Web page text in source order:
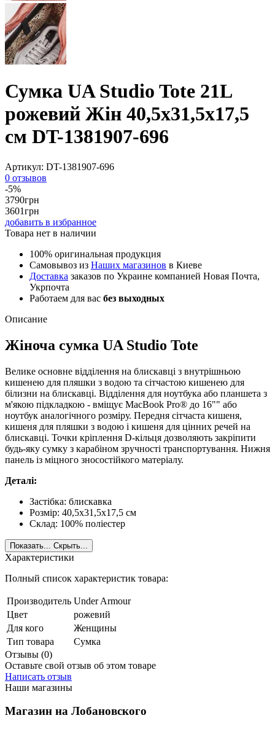
Сумка UA Studio Tote 21L
рожевий Жін 40,5x31,5x17,5
см DT-1381907-696
Артикул: DT-1381907-696
0 отзывов
-5%
3790грн
3601грн
добавить в избранное
Товара нет в наличии
100% оригинальная продукция
Самовывоз из Наших магазинов в Киеве
Доставка заказов по Украине компанией Новая Почта,
Укрпочта
Работаем для вас без выходных
Описание
Жіноча сумка UA Studio Tote
Велике основне відділення на блискавці з внутрішньою
кишенею для пляшки з водою та сітчастою кишенею для
білизни на блискавці. Відділення для ноутбука або планшета з
м'якою підкладкою - вміщує MacBook Pro® до 16"" або
ноутбук аналогічного розміру. Передня сітчаста кишеня,
кишеня для пляшки з водою і кишеня для цінних речей на
блискавці. Точки кріплення D-кільця дозволяють закріпити
будь-яку сумку з карабіном зручності транспортування. Нижня
панель із міцного зносостійкого матеріалу.
Деталі:
Застібка: блискавка
Розмір: 40,5x31,5x17,5 см
Склад: 100% поліестер
Показать... Скрыть...
Характеристики
Полный список характеристик товара:
Производитель Under Armour
Цвет
рожевий
Для кого
Женщины
Тип товара
Сумка
Отзывы (0)
Оставьте свой отзыв об этом товаре
Написать отзыв
Наши магазины
Магазин на Лобановского